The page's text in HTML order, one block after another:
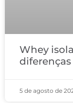
Whey
5 de agosto de